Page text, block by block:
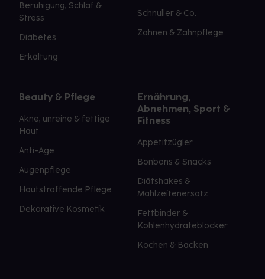
Beruhigung, Schlaf &
Stress
Diabetes
Erkältung
Schnuller & Co.
Zahnen & Zahnpflege
Beauty & Pflege
Akne, unreine & fettige
Haut
Anti-Age
Augenpflege
Hautstraffende Pflege
Dekorative Kosmetik
Ernährung,
Abnehmen, Sport &
Fitness
Appetitzügler
Bonbons & Snacks
Diätshakes &
Mahlzeitenersatz
Fettbinder &
Kohlenhydrateblocker
Kochen & Backen